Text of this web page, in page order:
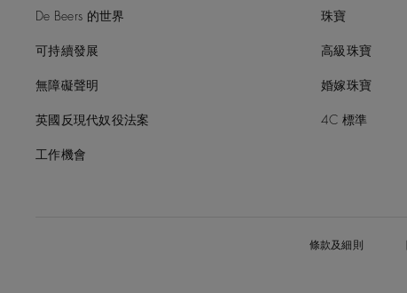
De Beers 的世界
可持續發展
無障礙聲明
英國反現代奴役法案
工作機會
珠寶
高級珠寶
婚嫁珠寶
4C 標準
條款及細則